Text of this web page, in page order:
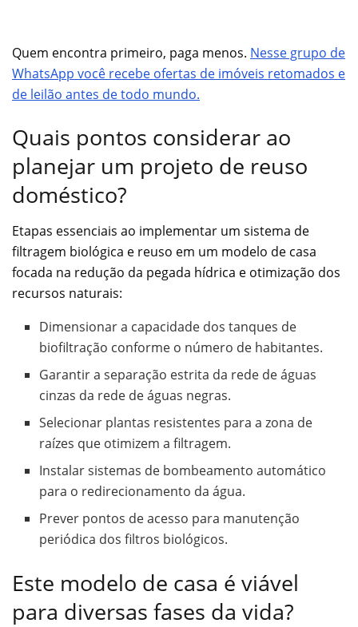
Quem encontra primeiro, paga menos. Nesse grupo de
WhatsApp você recebe ofertas de imóveis retomados e
de leilão antes de todo mundo.
Quais pontos considerar ao
planejar um projeto de reuso
doméstico?
Etapas essenciais ao implementar um sistema de
filtragem biológica e reuso em um modelo de casa
focada na redução da pegada hídrica e otimização dos
recursos naturais:
Dimensionar a capacidade dos tanques de
biofiltração conforme o número de habitantes.
Garantir a separação estrita da rede de águas
cinzas da rede de águas negras.
Selecionar plantas resistentes para a zona de
raízes que otimizem a filtragem.
Instalar sistemas de bombeamento automático
para o redirecionamento da água.
Prever pontos de acesso para manutenção
periódica dos filtros biológicos.
Este modelo de casa é viável
para diversas fases da vida?